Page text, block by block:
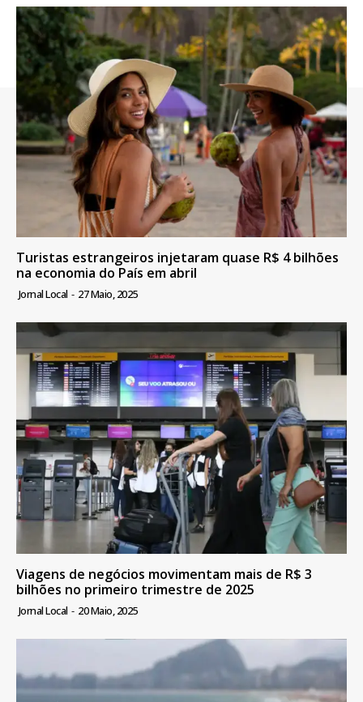
Turistas estrangeiros injetaram quase R$ 4 bilhões
na economia do País em abril
Jornal Local - 27 Maio, 2025
Viagens de negócios movimentam mais de R$ 3
bilhões no primeiro trimestre de 2025
Jornal Local - 20 Maio, 2025